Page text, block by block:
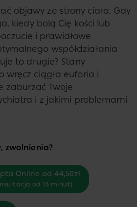
objawy ze strony ciała. Gdy
kiedy bolą Cię kości lub
i prawidłowe
współdziałania
to drugie? Stany
wręcz ciągła euforia i
zaburzać Twoje
i z jakimi problemami
zwolnienia?
Online od 44,50zł
od 15 minut)